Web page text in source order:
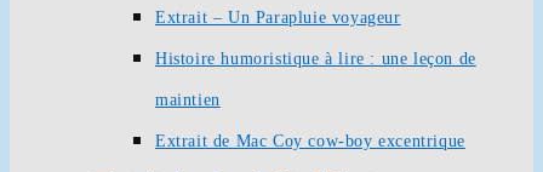
Extrait – Un Parapluie voyageur
Histoire humoristique à lire : une leçon de
maintien
Extrait de Mac Coy cow-boy excentrique